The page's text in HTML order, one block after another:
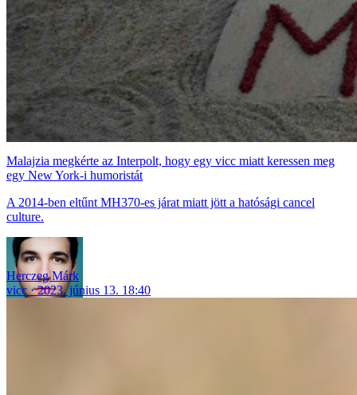
Malajzia megkérte az Interpolt, hogy egy vicc miatt keressen meg
egy New York-i humoristát
A 2014-ben eltűnt MH370-es járat miatt jött a hatósági cancel
culture.
Herczeg Márk
vicc
2023. június 13. 18:40